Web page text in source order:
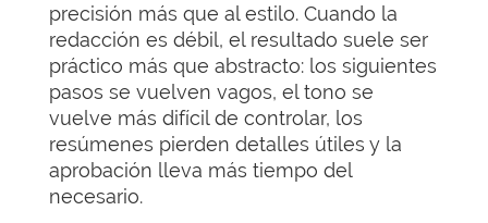
precisión más que al estilo. Cuando la
redacción es débil, el resultado suele ser
práctico más que abstracto: los siguientes
pasos se vuelven vagos, el tono se
vuelve más difícil de controlar, los
resúmenes pierden detalles útiles y la
aprobación lleva más tiempo del
necesario.